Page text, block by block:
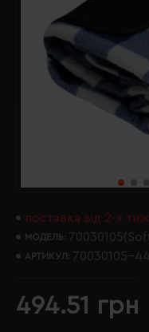
поставка від 2-х
МОДЕЛЬ:
АРТИКУЛ: 70030105-44
494.51 грн